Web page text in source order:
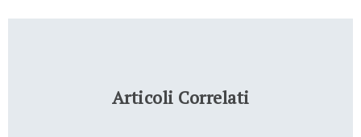
Articoli Correlati